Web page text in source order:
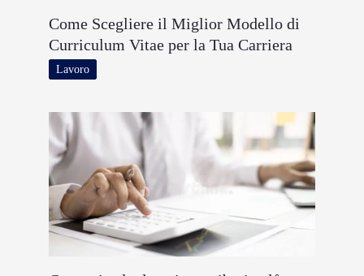
Come Scegliere il Miglior Modello di
Curriculum Vitae per la Tua Carriera
Lavoro